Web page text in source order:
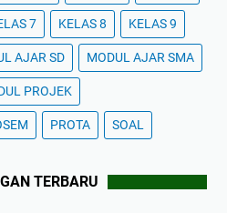
7 KELAS 8 KELAS 9
AJAR SD MODUL AJAR SMA
PROJEK
PROTA SOAL
TERBARU